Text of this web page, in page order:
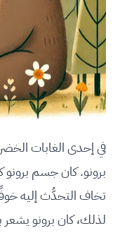
في إحدى الغابات
برونو. كان جسم برونو
تخاف التحدُّث إليه
لذلك، كان برونو يشعر